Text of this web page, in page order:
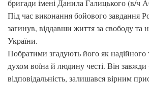
бригади імені Данила Галицького (в/ч
Під час виконання бойового завдання
загинув, віддавши життя за свободу та
України.
Побратими згадують його як
духом воїна й людину честі. Він завжди
відповідальність, залишався вірним